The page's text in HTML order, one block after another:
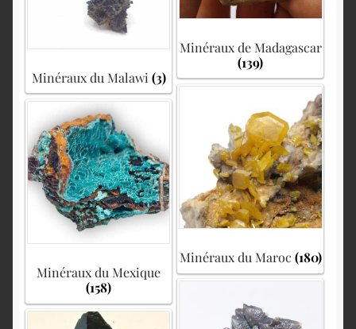
Minéraux de Madagascar
(139)
Minéraux du Malawi (3)
Minéraux du Maroc (180)
Minéraux du Mexique
(158)